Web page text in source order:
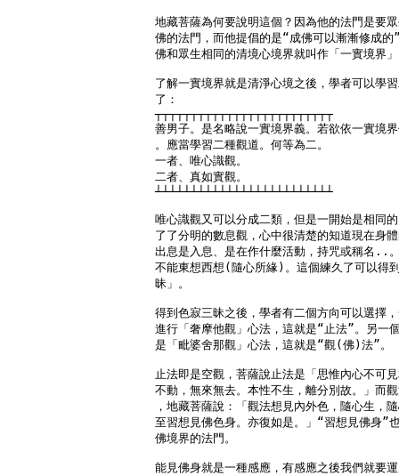
地藏菩薩為何要說明這個？因為他的法門是要
佛的法門，而他提倡的是“成佛可以漸漸修成的
佛和眾生相同的清境心境界就叫作「一實境界
了解一實境界就是清淨心境之後，學者可以學
了：
┬┬┬┬┬┬┬┬┬┬┬┬┬┬┬┬┬┬┬┬┬┬┬┬┬
善男子。是名略說一實境界義。若欲依一實境
。應當學習二種觀道。何等為二。
一者、唯心識觀。
二者、真如實觀。
┴┴┴┴┴┴┴┴┴┴┴┴┴┴┴┴┴┴┴┴┴┴┴┴┴
唯心識觀又可以分成二類，但是一開始是相同
了了分明的數息觀，心中很清楚的知道現在身
出息是入息、是在作什麼活動，持咒或稱名..
不能東想西想(隨心所緣)。這個練久了可以得
昧」。
得到色寂三昧之後，學者有二個方向可以選擇
進行「奢摩他觀」心法，這就是“止法”。另一
是「毗婆舍那觀」心法，這就是“觀(佛)法”。
止法即是空觀，菩薩說止法是「思惟內心不可
不動，無來無去。本性不生，離分別故。」而
，地藏菩薩說：「觀法想見內外色，隨心生，
至習想見佛色身。亦復如是。」“習想見佛身”
佛境界的法門。
能見佛身就是一種感應，有感應之後我們就要